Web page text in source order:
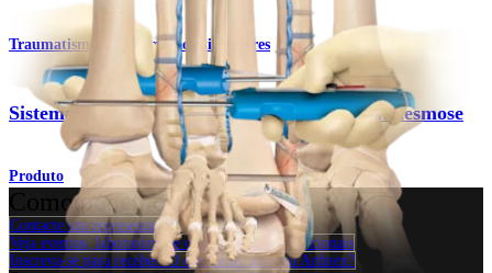
Traumatismo - Extremidades inferiores
Sistema de implante TightRope® XP para sindesmose
Produto
Como podemos ajudar?
Contacte um representante
Veja eventos, laboratórios e oportunidades educacionais
Inscreva-se para receber: O que há de novo na Arthrex?